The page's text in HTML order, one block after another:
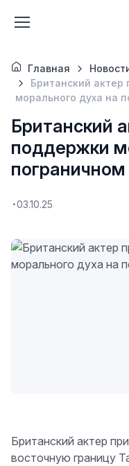
Главная
Британский
морального духа на
Британский
поддержки
пограничном
03.10.25
Британский актер
восточную границу